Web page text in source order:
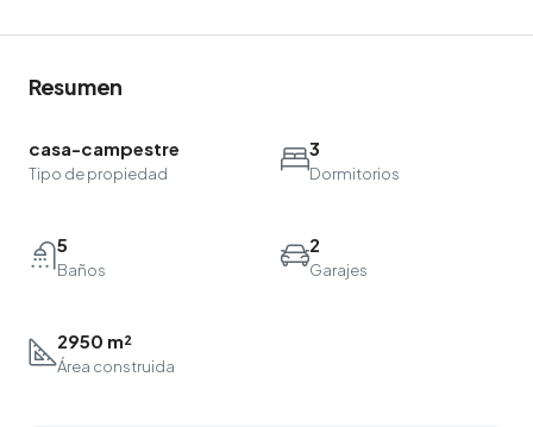
Resumen
casa-campestre
Tipo de propiedad
3
Dormitorios
5
Baños
2
Garajes
2950 m²
Área construida